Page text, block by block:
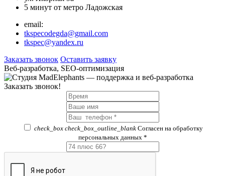
5 минут от метро Ладожская
email:
tkspecodegda@gmail.com
tkspec@yandex.ru
Заказать звонок Оставить заявку
Веб-разработка, SEO-оптимизация
Заказать звонок!
check_box check_box_outline_blank Согласен на обработку
персональных данных *